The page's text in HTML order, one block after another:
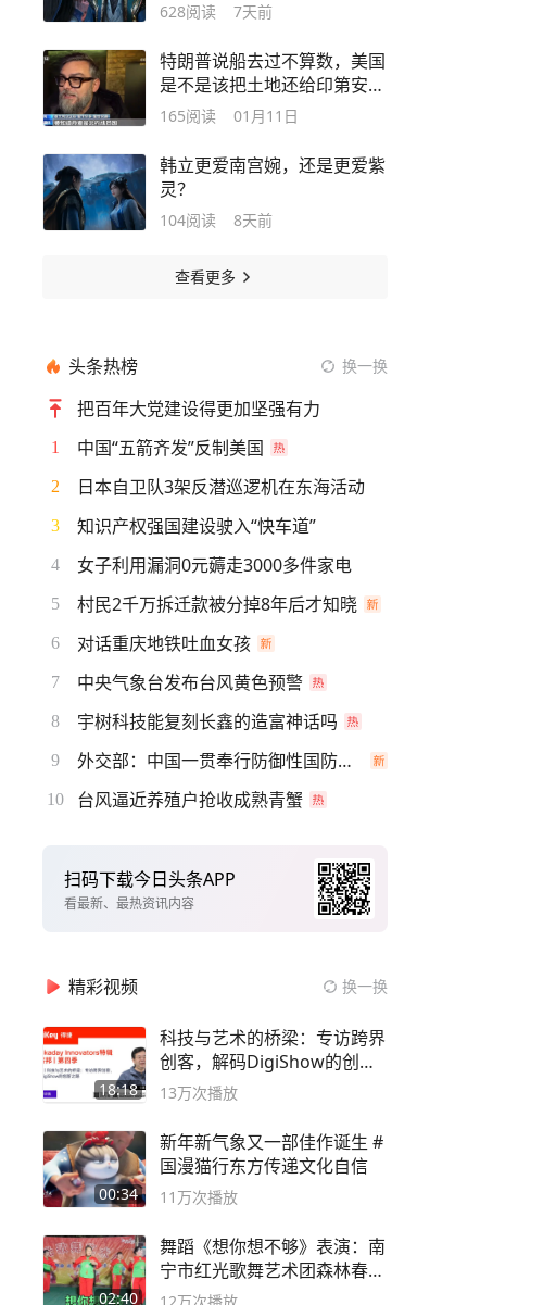
628阅读 7天前
特朗普说船去过不算数，美国
是不是该把土地还给印第安原
住民？
165阅读 01月11日
韩立更爱南宫婉，还是更爱紫
灵？
104阅读 8天前
查看更多
头条热榜 换一换
把百年大党建设得更加坚强有力
1 中国“五箭齐发”反制美国
2 日本自卫队3架反潜巡逻机在东海活动
3 知识产权强国建设驶入“快车道”
4 女子利用漏洞0元薅走3000多件家电
5 村民2千万拆迁款被分掉8年后才知晓
6 对话重庆地铁吐血女孩
7 中央气象台发布台风黄色预警
8 宇树科技能复刻长鑫的造富神话吗
9 外交部：中国一贯奉行防御性国防政策
10 台风逼近养殖户抢收成熟青蟹
扫码下载今日头条APP
看最新、最热资讯内容
精彩视频 换一换
18:18
科技与艺术的桥梁：专访跨界
创客，解码DigiShow的创新
之路
13万次播放
00:34
新年新气象又一部佳作诞生 #
国漫猫行东方传递文化自信
11万次播放
02:40
舞蹈《想你想不够》表演：南
宁市红光歌舞艺术团森林春红
舞蹈队。